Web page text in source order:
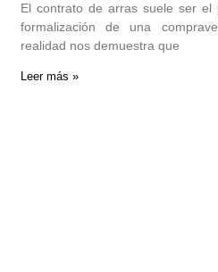
El contrato de arras suele ser
formalización de una
realidad nos demuestra que
Leer más »